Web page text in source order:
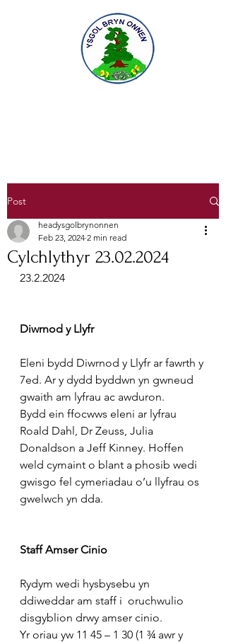
Post
Cylchlythyr 23.02.2024
headysgolbrynonnen
Feb 23, 2024 2 min read
23.2.2024
Diwrnod y Llyfr
Eleni bydd Diwrnod y Llyfr ar fawrth y
7ed. Ar y dydd byddwn yn gwneud
gwaith am lyfrau ac awduron.
Bydd ein ffocwws eleni ar lyfrau
Roald Dahl, Dr Zeuss, Julia
Donaldson a Jeff Kinney. Hoffen
weld cymaint o blant a phosib wedi
gwisgo fel cymeriadau o’u llyfrau os
gwelwch yn dda.
Staff Amser Cinio
Rydym wedi hysbysebu yn
ddiweddar am staff i oruchwulio
disgyblion drwy amser cinio.
Yr oriau yw 11 45 – 1 30 (1 ¾ awr y